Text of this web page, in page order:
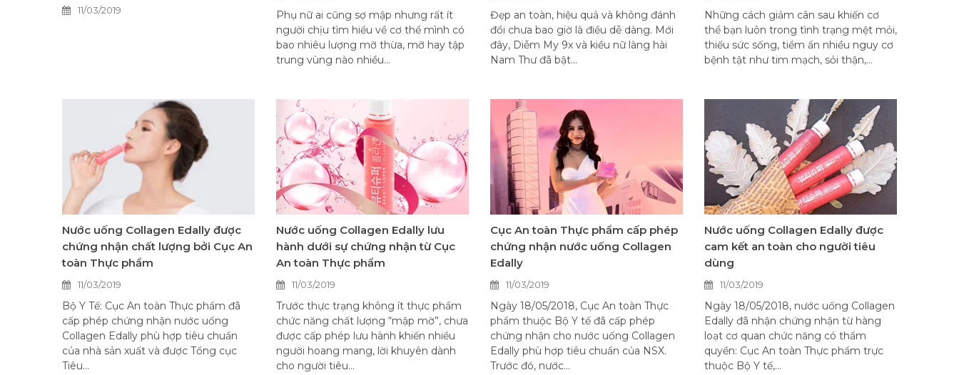
11/03/2019
Phụ nữ ai cũng sợ mập nhưng rất ít
người chịu tìm hiểu về cơ thể mình có
bao nhiêu lượng mỡ thừa, mỡ hay tập
trung vùng nào nhiều...
Đẹp an toàn, hiệu quả và không đánh
đổi chưa bao giờ là điều dễ dàng. Mới
đây, Diễm My 9x và kiều nữ làng hài
Nam Thư đã bật...
Những cách giảm cân sau khiến cơ
thể bạn luôn trong tình trạng mệt mỏi,
thiếu sức sống, tiềm ẩn nhiều nguy cơ
bệnh tật như tim mạch, sỏi thận,...
Nước uống Collagen Edally được
chứng nhận chất lượng bởi Cục An
toàn Thực phẩm
11/03/2019
Bộ Y Tế: Cục An toàn Thực phẩm đã
cấp phép chứng nhận nước uống
Collagen Edally phù hợp tiêu chuẩn
của nhà sản xuất và được Tổng cục
Tiêu...
Nước uống Collagen Edally lưu
hành dưới sự chứng nhận từ Cục
An toàn Thực phẩm
11/03/2019
Trước thực trạng không ít thực phẩm
chức năng chất lượng “mập mờ”, chưa
được cấp phép lưu hành khiến nhiều
người hoang mang, lời khuyên dành
cho người tiêu...
Cục An toàn Thực phẩm cấp phép
chứng nhận nước uống Collagen
Edally
11/03/2019
Ngày 18/05/2018, Cục An toàn Thực
phẩm thuộc Bộ Y tế đã cấp phép
chứng nhận cho nước uống Collagen
Edally phù hợp tiêu chuẩn của NSX.
Trước đó, nước...
Nước uống Collagen Edally được
cam kết an toàn cho người tiêu
dùng
11/03/2019
Ngày 18/05/2018, nước uống Collagen
Edally đã nhận chứng nhận từ hàng
loạt cơ quan chức năng có thẩm
quyền: Cục An toàn Thực phẩm trực
thuộc Bộ Y tế,...